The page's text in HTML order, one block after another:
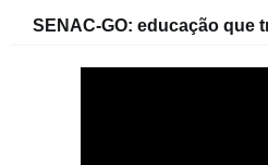
SENAC-GO: educação que